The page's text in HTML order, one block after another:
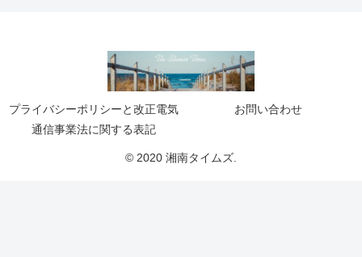
プライバシーポリシーと改正電気
通信事業法に関する表記
お問い合わせ
© 2020 湘南タイムズ.